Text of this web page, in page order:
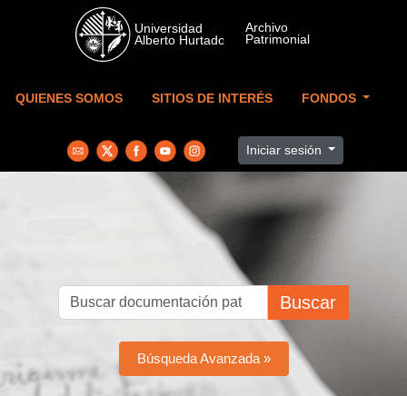
Skip to main content
QUIENES SOMOS SITIOS DE INTERÉS FONDOS
Iniciar sesión
Buscar
Búsqueda Avanzada »